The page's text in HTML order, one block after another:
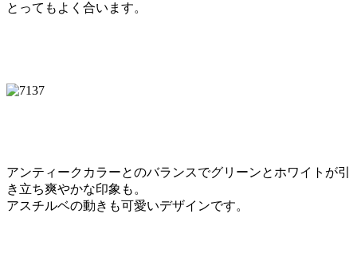
とってもよく合います。
アンティークカラーとのバランスでグリーンとホワイトが引
き立ち爽やかな印象も。
アスチルベの動きも可愛いデザインです。